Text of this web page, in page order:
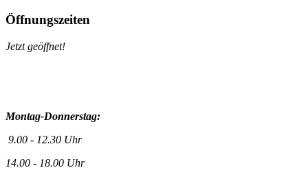
Öffnungszeiten
Jetzt geöffnet!
Montag-Donnerstag:
9.00 - 12.30 Uhr
14.00 - 18.00 Uhr